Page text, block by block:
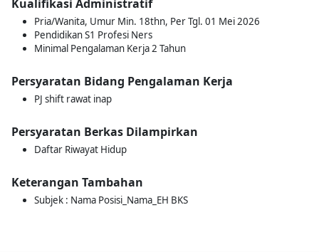
Kualifikasi Administratif
Pria/Wanita, Umur Min. 18thn, Per Tgl. 01 Mei 2026
Pendidikan S1 Profesi Ners
Minimal Pengalaman Kerja 2 Tahun
Persyaratan Bidang Pengalaman Kerja
PJ shift rawat inap
Persyaratan Berkas Dilampirkan
Daftar Riwayat Hidup
Keterangan Tambahan
Subjek : Nama Posisi_Nama_EH BKS